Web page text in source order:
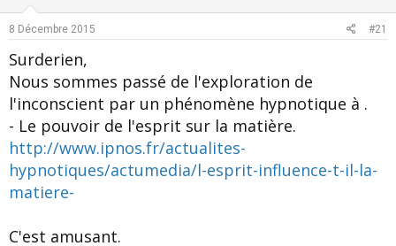
8 Décembre 2015 #21
Surderien,
Nous sommes passé de l'exploration de
l'inconscient par un phénomène hypnotique à .
- Le pouvoir de l'esprit sur la matière.
http://www.ipnos.fr/actualites-
hypnotiques/actumedia/l-esprit-influence-t-il-la-
matiere-
C'est amusant.